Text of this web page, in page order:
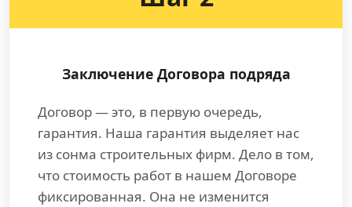
Заключение Договора подряда
Договор — это, в первую очередь,
гарантия. Наша гарантия выделяет нас
из сонма строительных фирм. Дело в том,
что стоимость работ в нашем Договоре
фиксированная. Она не изменится